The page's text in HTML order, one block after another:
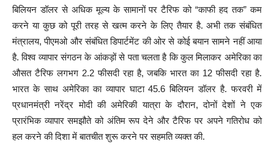
बिलियन डॉलर से अधिक मूल्य के सामानों पर टैरिफ को “काफी हद तक” कम
करने या कुछ को पूरी तरह से खत्म करने के लिए तैयार है. अभी तक संबंधित
मंत्रालय, पीएमओ और संबंधित डिपार्टमेंट की ओर से कोई बयान सामने नहीं आया
है. विश्व व्यापार संगठन के आंकड़ों से पता चलता है कि कुल मिलाकर अमेरिका का
औसत टैरिफ लगभग 2.2 फीसदी रहा है, जबकि भारत का 12 फीसदी रहा है.
भारत के साथ अमेरिका का व्यापार घाटा 45.6 बिलियन डॉलर है. फरवरी में
प्रधानमंत्री नरेंद्र मोदी की अमेरिकी यात्रा के दौरान, दोनों देशों ने एक
प्रारंभिक व्यापार समझौते को अंतिम रूप देने और टैरिफ पर अपने गतिरोध को
हल करने की दिशा में बातचीत शुरू करने पर सहमति व्यक्त की.